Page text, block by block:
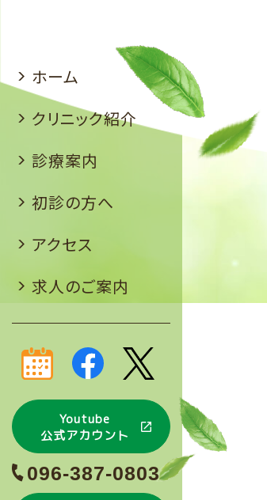
ホーム
クリニック紹介
診療案内
初診の方へ
アクセス
求人のご案内
Youtube
公式アカウント
096-387-0803